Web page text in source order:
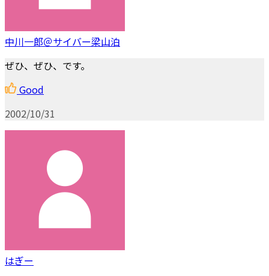
中川一郎＠サイバー梁山泊
ぜひ、ぜひ、です。
Good
2002/10/31
はぎー